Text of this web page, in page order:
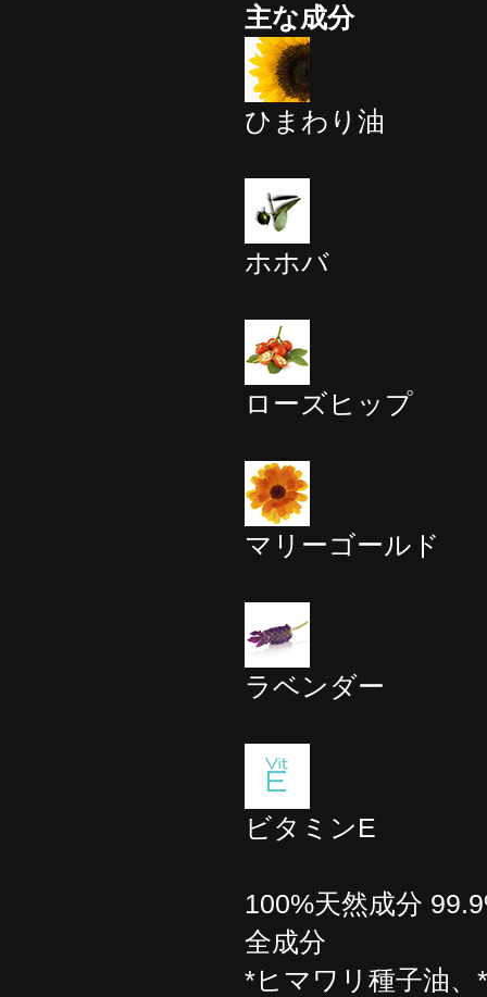
主な成分
ひまわり油
ホホバ
ローズヒップ
マリーゴールド
ラベンダー
ビタミンE
100%天然成分
全成分
*ヒマワリ種子油